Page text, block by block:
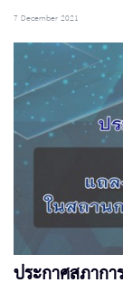
7 December 2021
ประกาศสภาก